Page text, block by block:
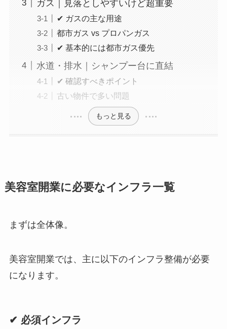
ガス｜見落としやすいけど超重要
✔ ガスの主な用途
都市ガス vs プロパンガス
✔ 基本的には都市ガス優先
水道・排水｜シャンプー台に直結
✔ 確認すべきポイント
古い物件で多い問題
もっと見る
美容室開業に必要なインフラ一覧
まずは全体像。
美容室開業では、主に以下のインフラ整備が必要
になります。
✔ 必須インフラ